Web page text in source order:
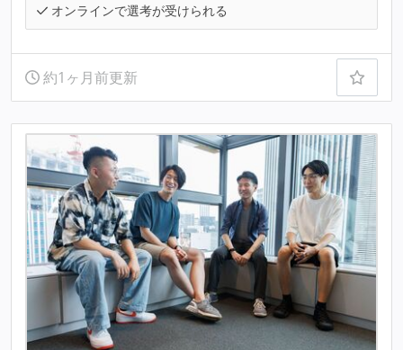
オンラインで選考が受けられる
約1ヶ月前更新